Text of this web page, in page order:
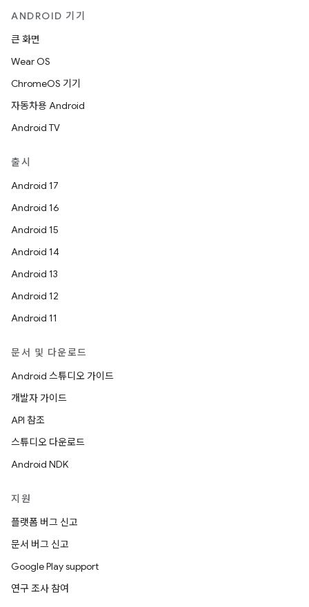
ANDROID 기기
큰 화면
Wear OS
ChromeOS 기기
자동차용 Android
Android TV
출시
Android 17
Android 16
Android 15
Android 14
Android 13
Android 12
Android 11
문서 및 다운로드
Android 스튜디오 가이드
개발자 가이드
API 참조
스튜디오 다운로드
Android NDK
지원
플랫폼 버그 신고
문서 버그 신고
Google Play support
연구 조사 참여